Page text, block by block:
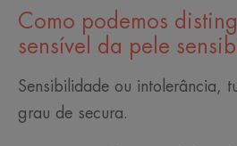
Como podemos
sensível da pele
Sensibilidade ou intolerância,
grau de secura.